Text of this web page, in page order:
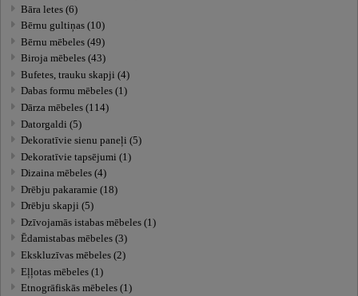
Bāra letes (6)
Bērnu gultiņas (10)
Bērnu mēbeles (49)
Biroja mēbeles (43)
Bufetes, trauku skapji (4)
Dabas formu mēbeles (1)
Dārza mēbeles (114)
Datorgaldi (5)
Dekoratīvie sienu paneļi (5)
Dekoratīvie tapsējumi (1)
Dizaina mēbeles (4)
Drēbju pakaramie (18)
Drēbju skapji (5)
Dzīvojamās istabas mēbeles (1)
Ēdamistabas mēbeles (3)
Ekskluzīvas mēbeles (2)
Eļļotas mēbeles (1)
Etnogrāfiskās mēbeles (1)